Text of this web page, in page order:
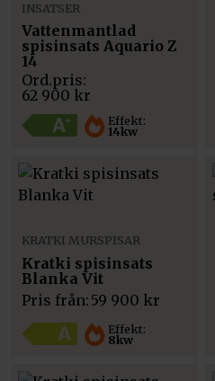
Effekt:
14kw
INSATSER
Vattenmantlad
spisinsats Aquario Z
14
62 900 kr
Effekt:
8kw
KRATKI MURSPISAR
Kratki spisinsats
Blanka Vit
Pris från: 59 900 kr